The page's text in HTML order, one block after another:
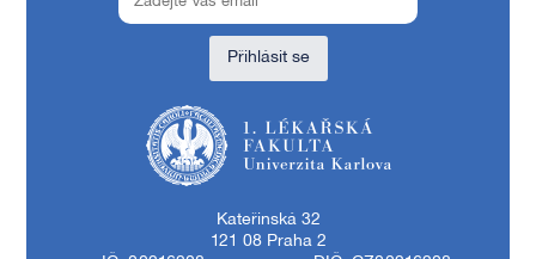
Přihlásit se
Kateřinská 32
121 08 Praha 2